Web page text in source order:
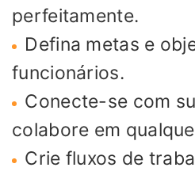
perfeitamente.
Defina metas e
funcionários.
Conecte-se com
colabore em
Crie fluxos de